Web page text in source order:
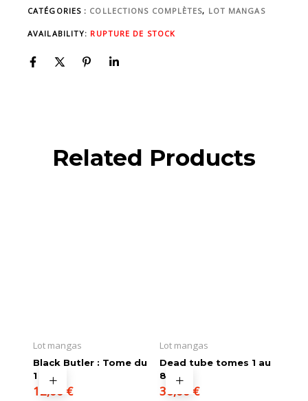
CATÉGORIES : COLLECTIONS COMPLÈTES, LOT MANGAS
AVAILABILITY: RUPTURE DE STOCK
Related Products
Lot mangas
Black Butler : Tome du
1 au 4
12,00 €
Lot mangas
Dead tube tomes 1 au
8
36,00 €